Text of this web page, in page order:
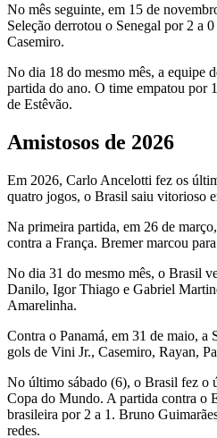
No mês seguinte, em 15 de
Seleção derrotou o Senegal por 2 a
Casemiro.
No dia 18 do mesmo mês, a equipe
partida do ano. O time empatou por
de Estêvão.
Amistosos de 2026
Em 2026, Carlo Ancelotti fez os
quatro jogos, o Brasil saiu vitorioso
Na primeira partida, em 26 de
contra a França. Bremer marcou
No dia 31 do mesmo mês, o Brasil
Danilo, Igor Thiago e Gabriel
Amarelinha.
Contra o Panamá, em 31 de maio, a
gols de Vini Jr., Casemiro, Rayan,
No último sábado (6), o Brasil fez o
Copa do Mundo. A partida contra o
brasileira por 2 a 1. Bruno
redes.